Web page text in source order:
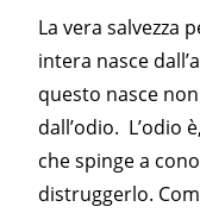
La vera salvezza
intera nasce
questo nasce
dall’odio. L’odio
che spinge a
distruggerlo.